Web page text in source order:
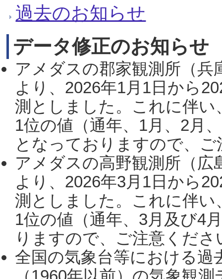
過去のお知らせ
データ修正のお知らせ
アメダスの郡家観測所（
より、2026年1月1日から
測としました。これに伴い
1位の値（通年、1月、2月
となっておりますので、
アメダスの高野観測所（
より、2026年3月1日から
測としました。これに伴い
1位の値（通年、3月及び4
りますので、ご注意くだ
全国の気象台等における過